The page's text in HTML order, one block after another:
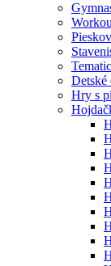
Detské
Hry s